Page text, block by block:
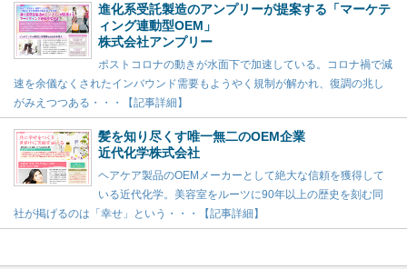
進化系受託製造のアンプリーが提案する「マーケテ
ィング連動型OEM」
株式会社アンプリー
ポストコロナの動きが水面下で加速している。コロナ禍で減
速を余儀なくされたインバウンド需要もようやく規制が解かれ、復調の兆し
がみえつつある・・・【記事詳細】
髪を知り尽くす唯一無二のOEM企業
近代化学株式会社
ヘアケア製品のOEMメーカーとして絶大な信頼を獲得して
いる近代化学。美容室をルーツに90年以上の歴史を刻む同
社が掲げるのは「幸せ」という・・・【記事詳細】